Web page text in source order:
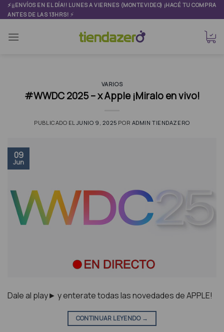
Skip
to
⚡¡¡ENVÍOS EN EL DÍA!! LUNES A VIERNES (MONTEVIDEO) ¡HACÉ TU COMPRA
ANTES DE LAS 13HRS! ⚡
VARIOS
#WWDC 2025 – x Apple ¡Miralo en vivo!
PUBLICADO ELJUNIO 9, 2025 POR ADMIN TIENDAZERO
09
Jun
Dale al play► y enterate todas las novedades de APPLE!
CONTINUAR LEYENDO →